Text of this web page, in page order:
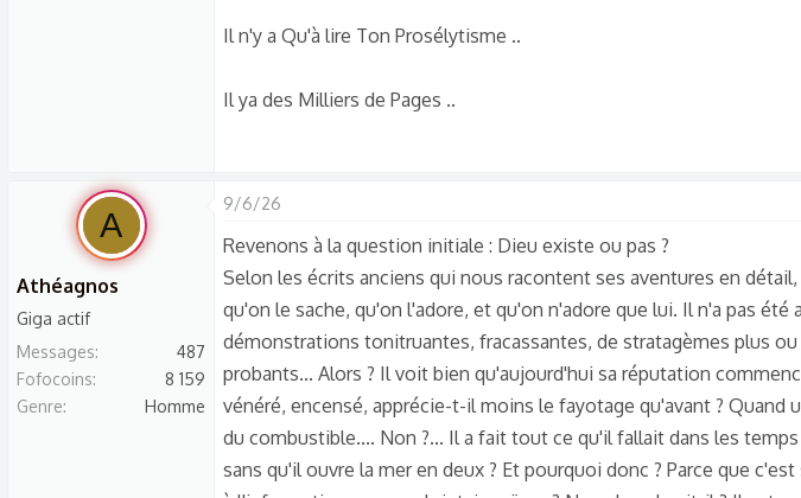
Il n'y a Qu'à lire Ton Prosélytisme ..
Il ya des Milliers de Pages ..
A
Athéagnos
Giga actif
Messages
487
Fofocoins
8 159
Genre
Homme
9/6/26
Revenons à la question initiale : Dieu existe ou pas ?
Selon les écrits anciens qui nous racontent ses aventures en
qu'on le sache, qu'on l'adore, et qu'on n'adore que lui. Il n'a pas été
démonstrations tonitruantes, fracassantes, de stratagèmes plus
probants... Alors ? Il voit bien qu'aujourd'hui sa réputation
vénéré, encensé, apprécie-t-il moins le fayotage qu'avant ?
du combustible.... Non ?... Il a fait tout ce qu'il fallait dans les
sans qu'il ouvre la mer en deux ? Et pourquoi donc ? Parce que